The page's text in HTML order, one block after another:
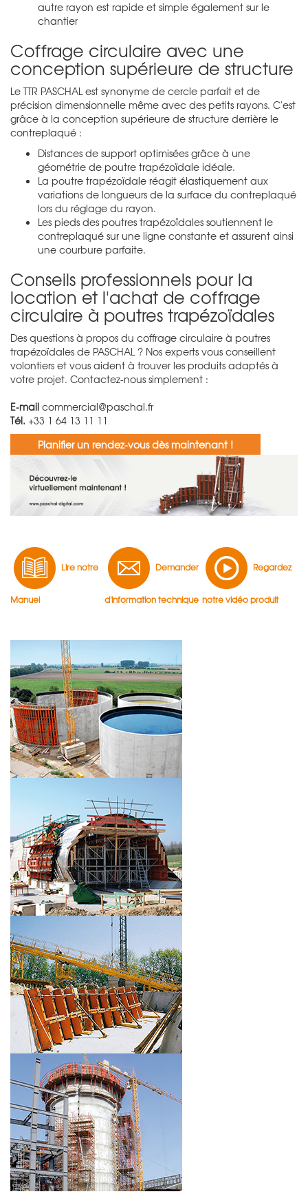
autre rayon est rapide et simple également sur le
chantier
Coffrage circulaire avec une
conception supérieure de structure
Le TTR PASCHAL est synonyme de cercle parfait et de
précision dimensionnelle même avec des petits rayons. C'est
grâce à la conception supérieure de structure derrière le
contreplaqué :
Distances de support optimisées grâce à une
géométrie de poutre trapézoïdale idéale.
La poutre trapézoïdale réagit élastiquement aux
variations de longueurs de la surface du contreplaqué
lors du réglage du rayon.
Les pieds des poutres trapézoïdales soutiennent le
contreplaqué sur une ligne constante et assurent ainsi
une courbure parfaite.
Conseils professionnels pour la
location et l'achat de coffrage
circulaire à poutres trapézoïdales
Des questions à propos du coffrage circulaire à poutres
trapézoïdales de PASCHAL ? Nos experts vous conseillent
volontiers et vous aident à trouver les produits adaptés à
votre projet. Contactez-nous simplement :
E-mail commercial@paschal.fr
Tél. +33 1 64 13 11 11
Planifier un rendez-vous dès maintenant !
Lire notre
Manuel
Demander
d'information technique
Regardez
notre vidéo produit